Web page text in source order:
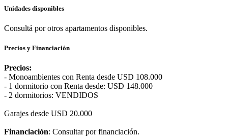
Unidades disponibles
Consultá por otros apartamentos disponibles.
Precios y Financiación
Precios:
- Monoambientes con Renta desde USD 108.000
- 1 dormitorio con Renta desde: USD 148.000
- 2 dormitorios: VENDIDOS
Garajes desde USD 20.000
Financiación: Consultar por financiación.